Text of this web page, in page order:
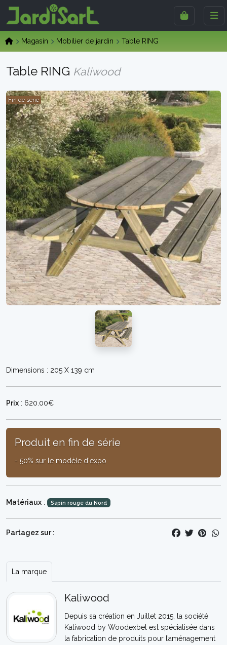
Magasin Mobilier de jardin Table RING
Table RING Kaliwood
Fin de série
Dimensions : 205 X 139 cm
Prix : 620.00€
Produit en fin de série
- 50% sur le modèle d'expo
Matériaux : Sapin rouge du Nord
Partagez sur :
La marque
Kaliwood
Depuis sa création en Juillet 2015, la société
Kaliwood by Woodexbel est spécialisée dans
la fabrication de produits pour l’aménagement